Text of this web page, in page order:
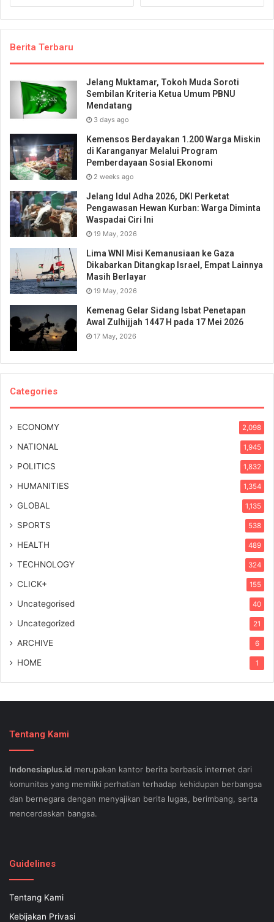
Berita Terbaru
Jelang Muktamar, Tokoh Muda Soroti
Sembilan Kriteria Ketua Umum PBNU
Mendatang
3 days ago
Kemensos Berdayakan 1.200 Warga Miskin
di Karanganyar Melalui Program
Pemberdayaan Sosial Ekonomi
2 weeks ago
Jelang Idul Adha 2026, DKI Perketat
Pengawasan Hewan Kurban: Warga Diminta
Waspadai Ciri Ini
19 May, 2026
Lima WNI Misi Kemanusiaan ke Gaza
Dikabarkan Ditangkap Israel, Empat Lainnya
Masih Berlayar
19 May, 2026
Kemenag Gelar Sidang Isbat Penetapan
Awal Zulhijjah 1447 H pada 17 Mei 2026
17 May, 2026
Categories
ECONOMY 2,098
NATIONAL 1,945
POLITICS 1,832
HUMANITIES 1,354
GLOBAL 1,135
SPORTS 538
HEALTH 489
TECHNOLOGY 324
CLICK+ 155
Uncategorised 40
Uncategorized 21
ARCHIVE 6
HOME 1
Tentang Kami
Indonesiaplus.id merupakan kantor berita berbasis internet dari
komunitas yang memiliki perhatian terhadap kehidupan berbangsa
dan bernegara dengan menyajikan berita lugas, berimbang, serta
mencerdaskan bangsa.
your small business stand out exam gst from the opposition and
Since the artwork of WEBSITE SEO is always adjusting, it's difficult
Guidelines
Tentang Kami
Kebijakan Privasi